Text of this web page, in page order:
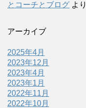
とコーチとブログ より
アーカイブ
2025年4月
2023年12月
2023年4月
2023年1月
2022年11月
2022年10月